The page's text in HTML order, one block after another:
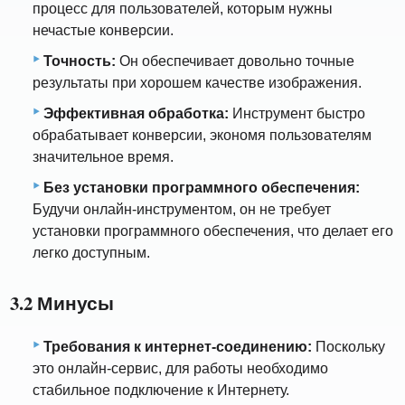
процесс для пользователей, которым нужны
нечастые конверсии.
Точность: Он обеспечивает довольно точные
результаты при хорошем качестве изображения.
Эффективная обработка: Инструмент быстро
обрабатывает конверсии, экономя пользователям
значительное время.
Без установки программного обеспечения:
Будучи онлайн-инструментом, он не требует
установки программного обеспечения, что делает его
легко доступным.
3.2 Минусы
Требования к интернет-соединению: Поскольку
это онлайн-сервис, для работы необходимо
стабильное подключение к Интернету.